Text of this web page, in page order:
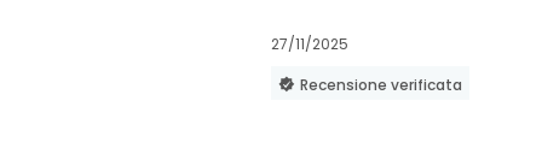
27/11/2025
Recensione verificata